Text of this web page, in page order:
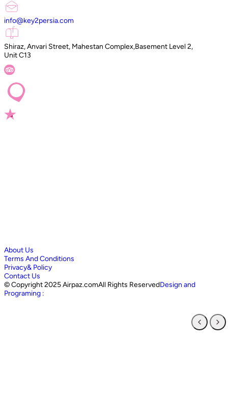
info@key2persia.com
Shiraz, Anvari Street, Mahestan Complex,Basement Level 2,
Unit C13
About Us
Terms And Conditions
Privacy& Policy
Contact Us
©Copyright 2025 Airpaz.comAll Rights ReservedDesign and
Programing :